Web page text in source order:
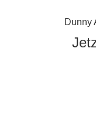
Dunny